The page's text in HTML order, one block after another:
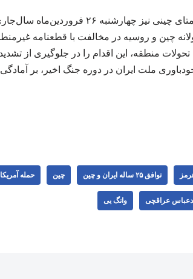
آخرین تماس تلفنی عراقچی و همتای
چین و روسیه در مخالفت با قطعنامه
منطقه، این اقدام را در جلوگیری از
ملت ایران در دوره جنگ اخیر، بر
توافق ۲۵ ساله ایران و چین چین حمله
عراقچی وانگ یی